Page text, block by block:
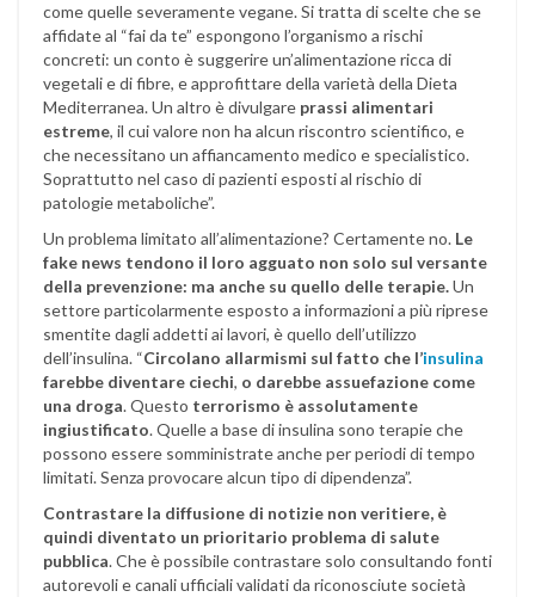
come quelle severamente vegane. Si tratta di scelte che se
affidate al “fai da te” espongono l’organismo a rischi
concreti: un conto è suggerire un’alimentazione ricca di
vegetali e di fibre, e approfittare della varietà della Dieta
Mediterranea. Un altro è divulgare prassi alimentari
estreme, il cui valore non ha alcun riscontro scientifico, e
che necessitano un affiancamento medico e specialistico.
Soprattutto nel caso di pazienti esposti al rischio di
patologie metaboliche”.
Un problema limitato all’alimentazione? Certamente no. Le
fake news tendono il loro agguato non solo sul versante
della prevenzione: ma anche su quello delle terapie.Un
settore particolarmente esposto a informazioni a più riprese
smentite dagli addetti ai lavori, è quello dell’utilizzo
dell’insulina. “Circolano allarmismi sul fatto che l’insulina
farebbe diventare ciechi, o darebbe assuefazione come
una droga. Questo terrorismo è assolutamente
ingiustificato. Quelle a base di insulina sono terapie che
possono essere somministrate anche per periodi di tempo
limitati. Senza provocare alcun tipo di dipendenza”.
Contrastare la diffusione di notizie non veritiere, è
quindi diventato un prioritario problema di salute
pubblica. Che è possibile contrastare solo consultando fonti
autorevoli e canali ufficiali validati da riconosciute società